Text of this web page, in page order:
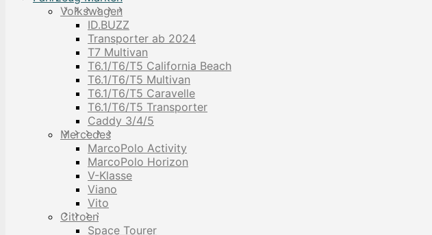
Volkswagen
ID.BUZZ
Transporter ab 2024
T7 Multivan
T6.1/T6/T5 California Beach
T6.1/T6/T5 Multivan
T6.1/T6/T5 Caravelle
T6.1/T6/T5 Transporter
Caddy 3/4/5
Mercedes
MarcoPolo Activity
MarcoPolo Horizon
V-Klasse
Viano
Vito
Citroen
Space Tourer